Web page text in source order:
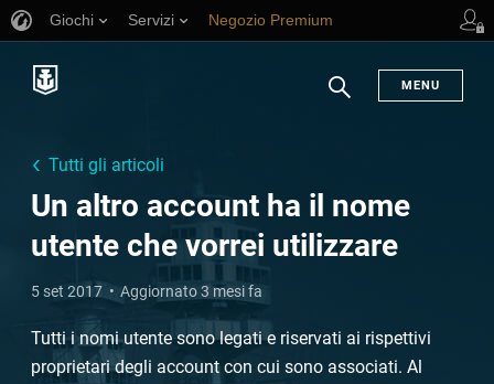
Giochi Servizi Negozio Premium
Ricerca
MENU
Tutti gli articoli
Un altro account ha il nome
utente che vorrei utilizzare
5 set 2017 Aggiornato 3 mesi fa
Tutti i nomi utente sono legati e riservati ai rispettivi
proprietari degli account con cui sono associati. Al